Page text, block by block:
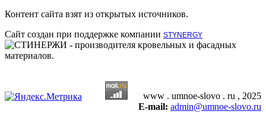
Контент сайта взят из открытых источников.
Сайт создан при поддержке компании STYNERGY
- производителя кровельных и фасадных
материалов.
www . umnoe-slovo . ru , 2025
E-mail: admin@umnoe-slovo.ru